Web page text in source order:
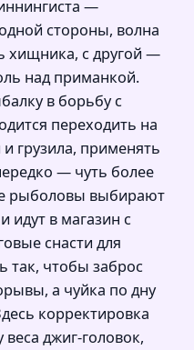
—
стороны, волна
хищника, с другой —
над приманкой.
в борьбу с
переходить на
грузила, применять
— чуть более
рыболовы выбирают
идут в магазин с
снасти для
так, чтобы заброс
а чуйка по дну
корректировка
джиг‑головок,